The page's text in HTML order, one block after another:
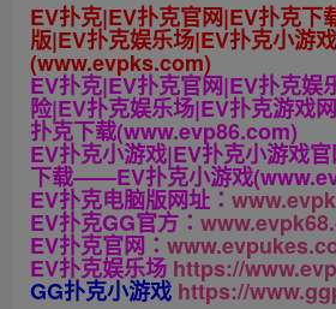
EV扑克|EV扑克官网|EV扑克下
版|EV扑克娱乐场|EV扑克小
(www.evpks.com)
EV扑克|EV扑克官网|EV扑克娱
险|EV扑克娱乐场|EV扑克游
扑克下载(www.evp86.com)
EV扑克小游戏|EV扑克小游戏
下载——EV扑克小游戏
EV扑克电脑版网址：
EV扑克GG官方：
EV扑克官网：
EV扑克娱乐场 https://
GG扑克小游戏 https://